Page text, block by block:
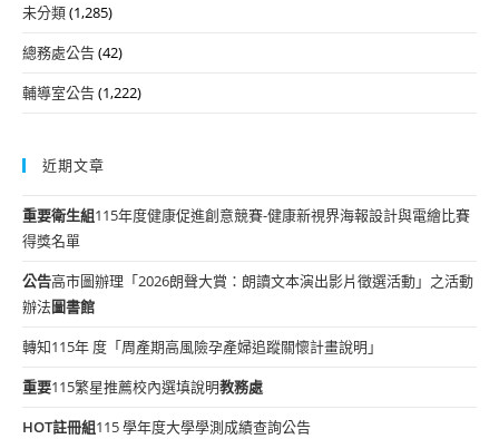
未分類(1,285)
總務處公告(42)
輔導室公告(1,222)
近期文章
重要衛生組115年度健康促進創意競賽-健康新視界海報設計與電繪比賽
得獎名單
公告高市圖辦理「2026朗聲大賞：朗讀文本演出影片徵選活動」之活動
辦法圖書館
轉知115年 度「周產期高風險孕產婦追蹤關懷計畫說明」
重要115繁星推薦校內選填說明教務處
HOT註冊組115 學年度大學學測成績查詢公告